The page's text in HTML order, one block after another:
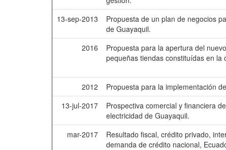
13-sep-2013
Propuesta de un plan de negocios
de Guayaquil.
2016
Propuesta para la apertura del
pequeñas tiendas constituídas en la
2012
Propuesta para la implementación
13-jul-2017
Prospectiva comercial y financiera
electricidad de Guayaquil.
mar-2017
Resultado fiscal, crédito privado,
demanda de crédito nacional,